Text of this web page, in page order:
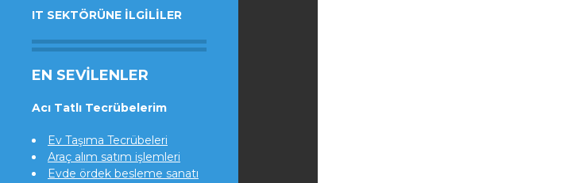
IT SEKTÖRÜNE İLGILILER
EN SEVILENLER
Acı Tatlı Tecrübelerim
Ev Taşıma Tecrübeleri
Araç alım satım işlemleri
Evde ördek besleme sanatı